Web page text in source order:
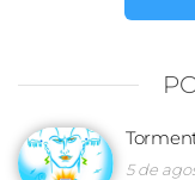
5 de